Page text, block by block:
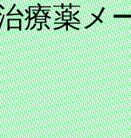
療薬メ